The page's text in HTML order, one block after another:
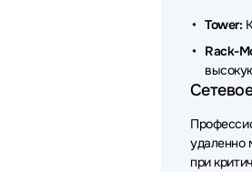
Tower:
Rack-
удаленно
при